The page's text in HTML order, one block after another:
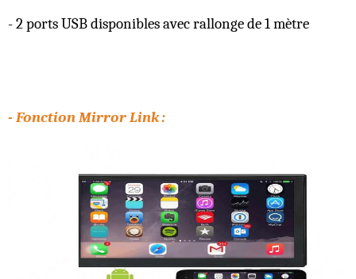
- 2 ports USB disponibles avec rallonge de 1 mètre
- Fonction Mirror Link :